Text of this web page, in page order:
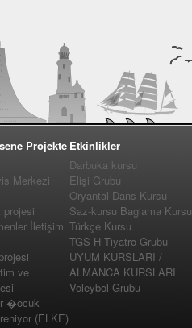
Projekte
Merkezi
İletişim
ve
�ocuk
(ELKE)
Etkinlikler
Darbuka kursu
Elişi Grubu
Oryantal Dans Kursu
Saz-kursu Baglama Kursu
Türkçe Kursu
TGS-H Tiyatro Grubu
UYUM KURSLARI /
ALMANCA KURSLARI
Voleybol Grubu